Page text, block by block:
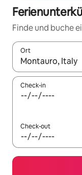
Finde und buche
Ort
Wenn Ergebnisse
Check-in
Check-out